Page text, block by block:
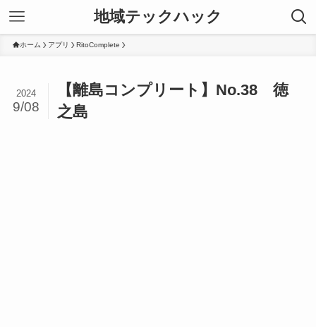
地域テックハック
ホーム アプリ RitoComplete
【離島コンプリート】No.38 徳
之島
2024
9/08